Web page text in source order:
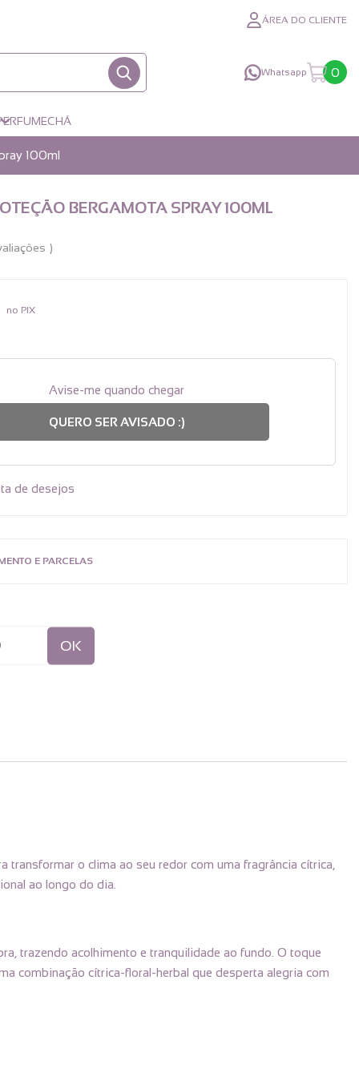
ÁREA DO CLIENTE
Whatsapp 0
CHÁ
100ml
BERGAMOTA SPRAY 100ML
no PIX
Avise-me quando chegar
QUERO SER AVISADO :)
de desejos
E PARCELAS
OK
o clima ao seu redor com uma fragrância cítrica,
ao longo do dia.
trazendo acolhimento e tranquilidade ao fundo. O toque
combinação cítrica-floral-herbal que desperta alegria com